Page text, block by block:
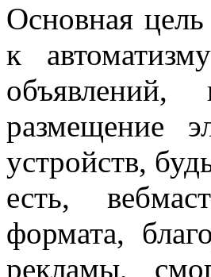
Основная
к
размещение
устройств,
есть,
формата,
рекламы,